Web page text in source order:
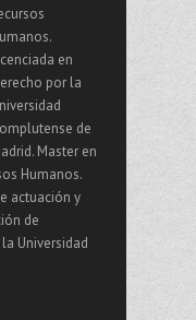
en
por la
de
Master en
Humanos.
actuación y
de
Universidad